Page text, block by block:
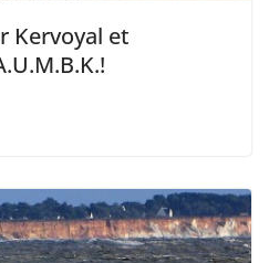
Kervoyal et